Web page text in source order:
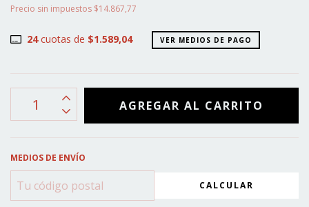
Precio sin impuestos $14.867,77
24cuotas de $1.589,04 VER MEDIOS DE PAGO
MEDIOS DE ENVÍO
CALCULAR